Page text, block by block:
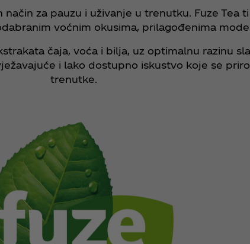
za pauzu i uživanje u trenutku. Fuze Tea
voćnim okusima, prilagođenima
čaja, voća i bilja, uz optimalnu razinu
i lako dostupno iskustvo koje se
trenutke.